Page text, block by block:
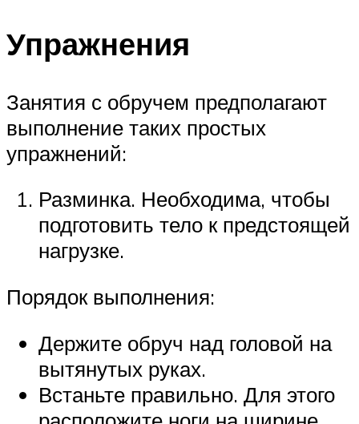
Упражнения
Занятия с обручем предполагают
выполнение таких простых
упражнений:
Разминка. Необходима, чтобы
подготовить тело к предстоящей
нагрузке.
Порядок выполнения:
Держите обруч над головой на
вытянутых руках.
Встаньте правильно. Для этого